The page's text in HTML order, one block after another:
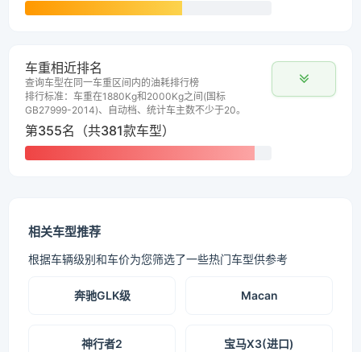
车重相近排名
查询车型在同一车重区间内的油耗排行榜
排行标准：车重在1880Kg和2000Kg之间(国标
GB27999-2014)、自动档、统计车主数不少于20。
第355名（共381款车型）
相关车型推荐
根据车辆级别和车价为您筛选了一些热门车型供参考
奔驰GLK级 Macan
神行者2 宝马X3(进口)